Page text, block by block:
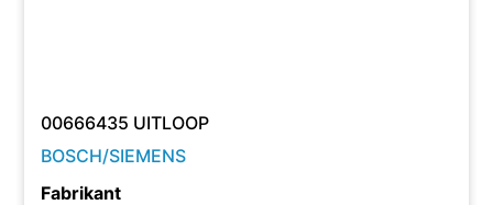
00666435 UITLOOP
BOSCH/SIEMENS
Fabrikant